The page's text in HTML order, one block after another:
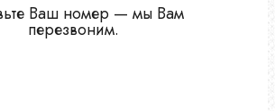
Ваш номер — мы Вам
перезвоним.